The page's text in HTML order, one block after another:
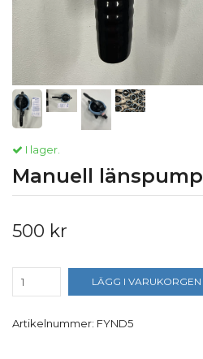
I lager.
Manuell länspump
500 kr
LÄGG I VARUKORGEN
Artikelnummer: FYND5